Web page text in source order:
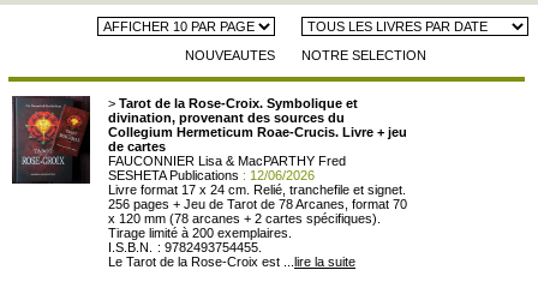
NOUVEAUTES NOTRE SELECTION
> Tarot de la Rose-Croix. Symbolique et
divination, provenant des sources du
Collegium Hermeticum Roae-Crucis. Livre + jeu
de cartes
FAUCONNIER Lisa & MacPARTHY Fred
SESHETA Publications : 12/06/2026
Livre format 17 x 24 cm. Relié, tranchefile et signet.
256 pages + Jeu de Tarot de 78 Arcanes, format 70
x 120 mm (78 arcanes + 2 cartes spécifiques).
Tirage limité à 200 exemplaires.
I.S.B.N. : 9782493754455.
Le Tarot de la Rose-Croix est ... lire la suite